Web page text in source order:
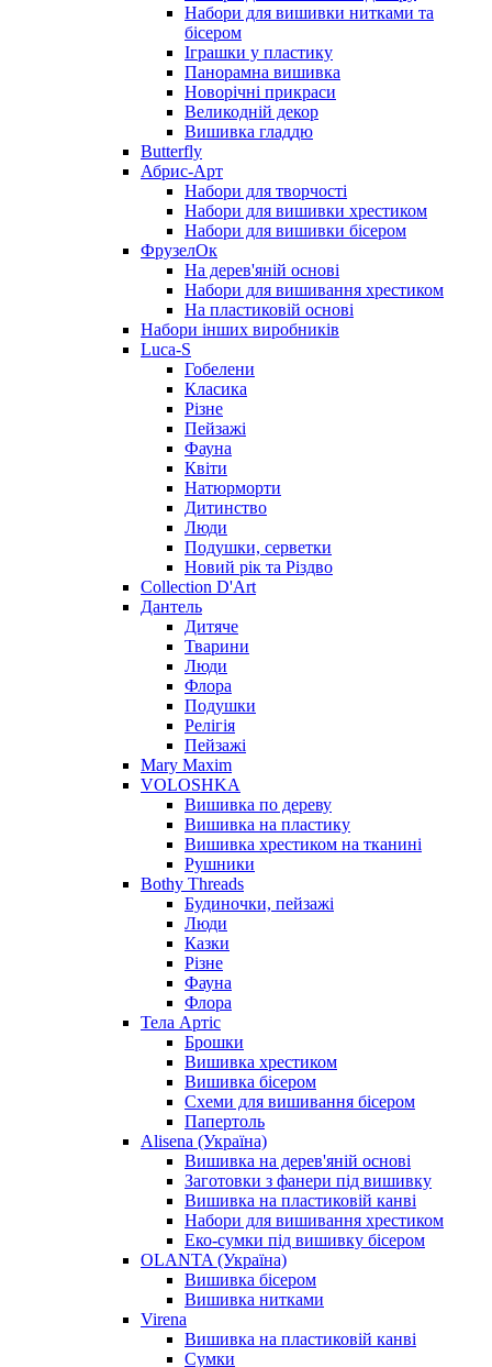
Набори для вишивки нитками та
бісером
Іграшки у пластику
Панорамна вишивка
Новорічні прикраси
Великодній декор
Вишивка гладдю
Butterfly
Абрис-Арт
Набори для творчості
Набори для вишивки хрестиком
Набори для вишивки бісером
ФрузелОк
На дерев'яній основі
Набори для вишивання хрестиком
На пластиковій основі
Набори інших виробників
Luca-S
Гобелени
Класика
Різне
Пейзажі
Фауна
Квіти
Натюрморти
Дитинство
Люди
Подушки, серветки
Новий рік та Різдво
Collection D'Art
Дантель
Дитяче
Тварини
Люди
Флора
Подушки
Релігія
Пейзажі
Mary Maxim
VOLOSHKA
Вишивка по дереву
Вишивка на пластику
Вишивка хрестиком на тканині
Рушники
Bothy Threads
Будиночки, пейзажі
Люди
Казки
Різне
Фауна
Флора
Тела Артіс
Брошки
Вишивка хрестиком
Вишивка бісером
Схеми для вишивання бісером
Папертоль
Alisena (Україна)
Вишивка на дерев'яній основі
Заготовки з фанери під вишивку
Вишивка на пластиковій канві
Набори для вишивання хрестиком
Еко-сумки під вишивку бісером
OLANTA (Україна)
Вишивка бісером
Вишивка нитками
Virena
Вишивка на пластиковій канві
Сумки